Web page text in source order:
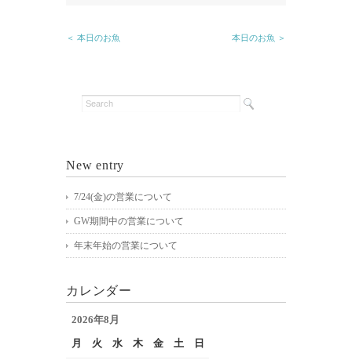
＜ 本日のお魚 本日のお魚 ＞
New entry
7/24(金)の営業について
GW期間中の営業について
年末年始の営業について
カレンダー
2026年8月
月
火 水 木 金 土 日